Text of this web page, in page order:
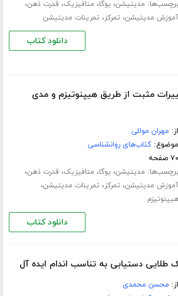
برچسب‌ها: مدیتیشن، یوگا، متافیزیک، قدرت ذهن،
آموزش مدیتیشن، تمرکز، تمرینات مدیتیشن
دانلود کتاب
مثبت از طریق هیپنوتیزم و مدی
از: مهران موللی
موضوع:کتاب‌های روانشناسی
۷۰ صفحه
برچسب‌ها: مدیتیشن، یوگا، متافیزیک، قدرت ذهن،
آموزش مدیتیشن، تمرکز، تمرینات مدیتیشن،
هیپنوتیزم
دانلود کتاب
از: محسن محمدی